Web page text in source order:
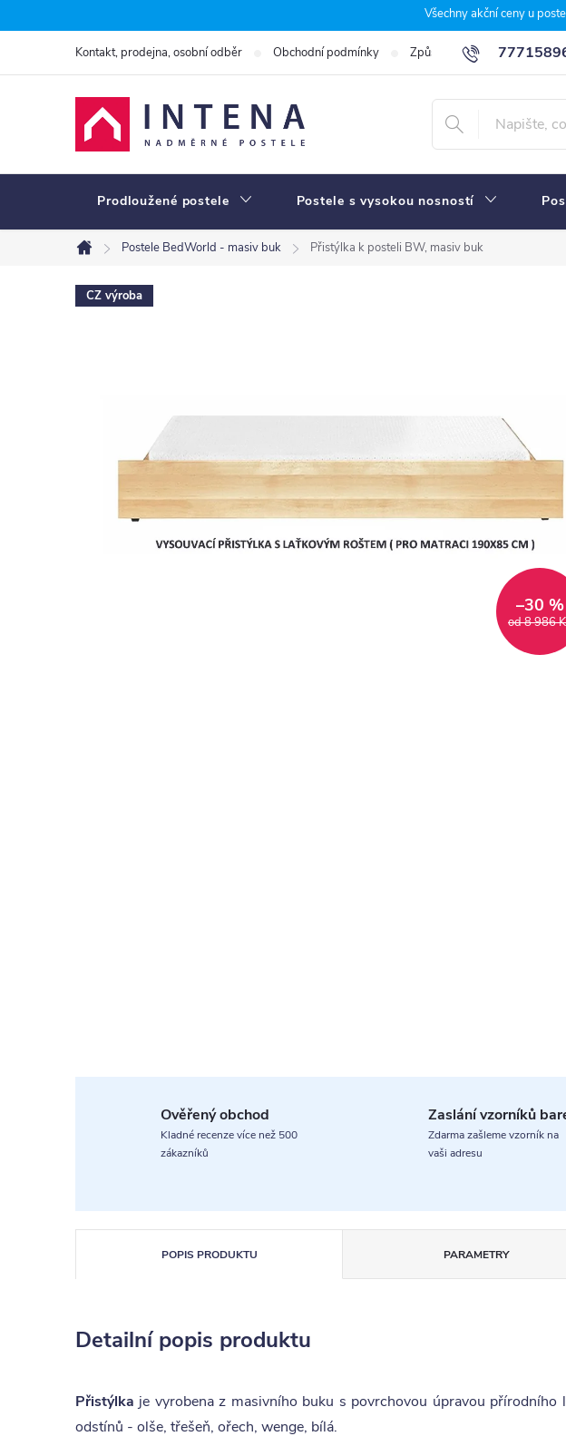
na
Všechny akční ceny u
Kontakt, prodejna, osobní odběr Obchodní podmínky Způsoby a ceny dopravy
Prodloužené postele Postele s vysokou nosností
Domů
Postele BedWorld - masiv buk Přistýlka k posteli BW, masiv buk
CZ výroba
od 8 986
–30 %
Ověřený obchod
Kladné recenze více než 500
zákazníků
Zaslání vzorníků
Zdarma zašleme vzorník na
vaši adresu
POPIS PRODUKTU PARAMETRY
Detailní popis produktu
Přistýlka je vyrobena z masivního buku s povrchovou úpravou
odstínů - olše, třešeň, ořech, wenge, bílá.